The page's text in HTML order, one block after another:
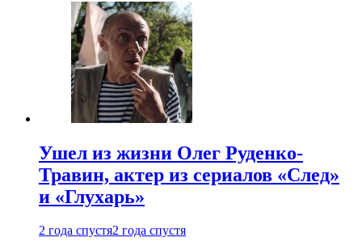
Ушел из жизни Олег Руденко-
Травин, актер из сериалов «След»
и «Глухарь»
2 года спустя2 года спустя